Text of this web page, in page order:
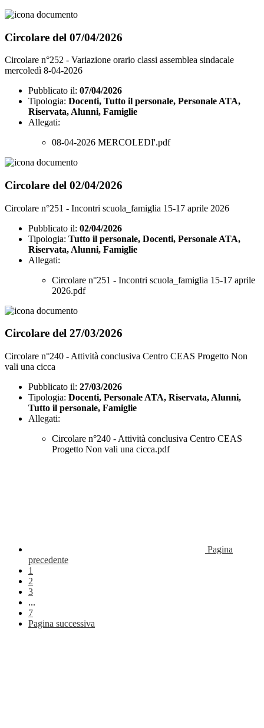
Circolare del 07/04/2026
Circolare n°252 - Variazione orario classi assemblea sindacale
mercoledì 8-04-2026
Pubblicato il: 07/04/2026
Tipologia: Docenti, Tutto il personale, Personale ATA,
Riservata, Alunni, Famiglie
Allegati:
08-04-2026 MERCOLEDI'.pdf
Circolare del 02/04/2026
Circolare n°251 - Incontri scuola_famiglia 15-17 aprile 2026
Pubblicato il: 02/04/2026
Tipologia: Tutto il personale, Docenti, Personale ATA,
Riservata, Alunni, Famiglie
Allegati:
Circolare n°251 - Incontri scuola_famiglia 15-17 aprile
2026.pdf
Circolare del 27/03/2026
Circolare n°240 - Attività conclusiva Centro CEAS Progetto Non
vali una cicca
Pubblicato il: 27/03/2026
Tipologia: Docenti, Personale ATA, Riservata, Alunni,
Tutto il personale, Famiglie
Allegati:
Circolare n°240 - Attività conclusiva Centro CEAS
Progetto Non vali una cicca.pdf
Pagina
precedente
1
2
3
...
7
Pagina successiva